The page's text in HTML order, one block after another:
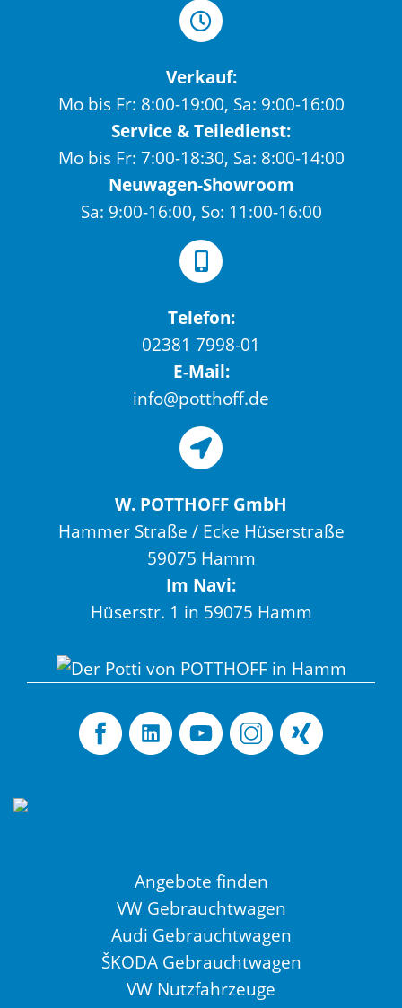
Verkauf:
Mo bis Fr: 8:00-19:00, Sa: 9:00-16:00
Service & Teiledienst:
Mo bis Fr: 7:00-18:30, Sa: 8:00-14:00
Neuwagen-Showroom
Sa: 9:00-16:00, So: 11:00-16:00
Telefon:
02381 7998-01
E-Mail:
info@potthoff.de
W. POTTHOFF GmbH
Hammer Straße / Ecke Hüserstraße
59075 Hamm
Im Navi:
Hüserstr. 1 in 59075 Hamm
Angebote finden
VW Gebrauchtwagen
Audi Gebrauchtwagen
ŠKODA Gebrauchtwagen
VW Nutzfahrzeuge